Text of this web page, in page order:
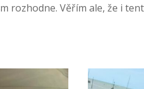
rozhodne. Věřím ale, že i